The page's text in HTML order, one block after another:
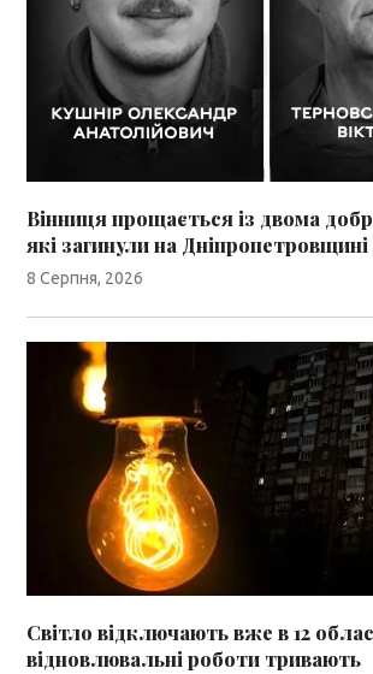
Вінниця прощається із двома
які загинули на Дніпропетровщині
8 Серпня, 2026
Світло відключають вже в 12
відновлювальні роботи тривають